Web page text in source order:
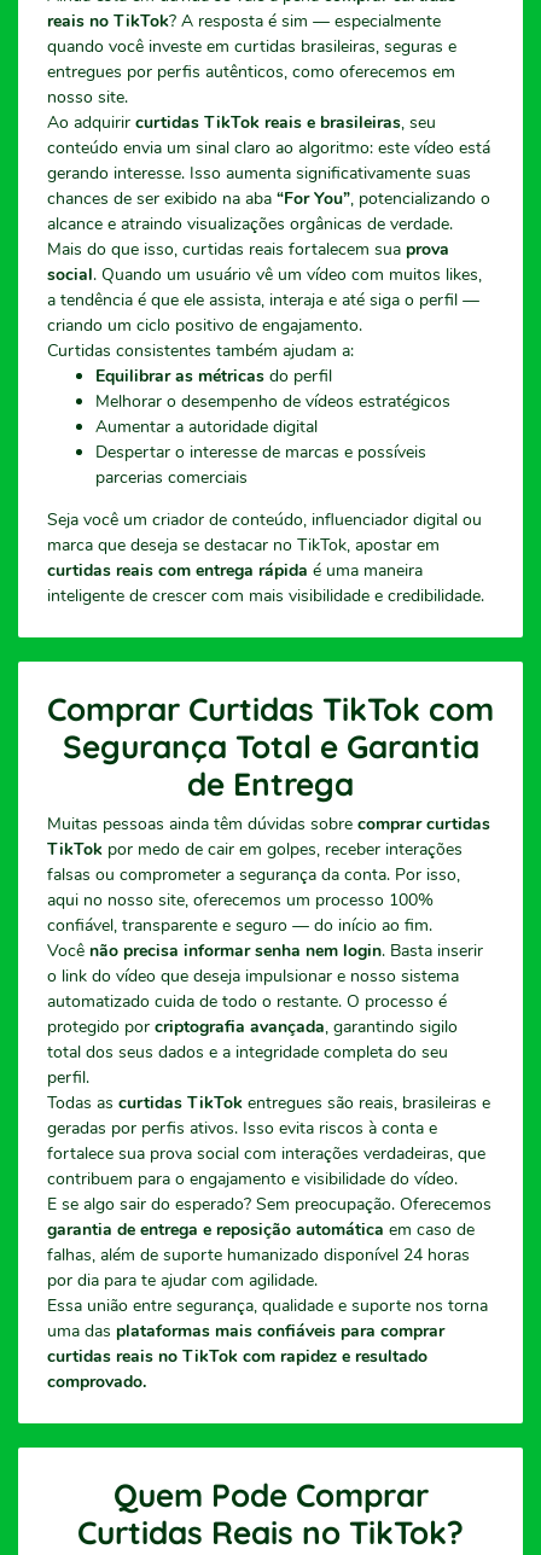
reais no TikTok? A resposta é sim — especialmente
quando você investe em curtidas brasileiras, seguras e
entregues por perfis autênticos, como oferecemos em
nosso site.
Ao adquirir curtidas TikTok reais e brasileiras, seu
conteúdo envia um sinal claro ao algoritmo: este vídeo está
gerando interesse. Isso aumenta significativamente suas
chances de ser exibido na aba “For You”, potencializando o
alcance e atraindo visualizações orgânicas de verdade.
Mais do que isso, curtidas reais fortalecem sua prova
social. Quando um usuário vê um vídeo com muitos likes,
a tendência é que ele assista, interaja e até siga o perfil —
criando um ciclo positivo de engajamento.
Curtidas consistentes também ajudam a:
Equilibrar as métricas do perfil
Melhorar o desempenho de vídeos estratégicos
Aumentar a autoridade digital
Despertar o interesse de marcas e possíveis
parcerias comerciais
Seja você um criador de conteúdo, influenciador digital ou
marca que deseja se destacar no TikTok, apostar em
curtidas reais com entrega rápida é uma maneira
inteligente de crescer com mais visibilidade e credibilidade.
Comprar Curtidas TikTok com
Segurança Total e Garantia
de Entrega
Muitas pessoas ainda têm dúvidas sobre comprar curtidas
TikTok por medo de cair em golpes, receber interações
falsas ou comprometer a segurança da conta. Por isso,
aqui no nosso site, oferecemos um processo 100%
confiável, transparente e seguro — do início ao fim.
Você não precisa informar senha nem login. Basta inserir
o link do vídeo que deseja impulsionar e nosso sistema
automatizado cuida de todo o restante. O processo é
protegido por criptografia avançada, garantindo sigilo
total dos seus dados e a integridade completa do seu
perfil.
Todas as curtidas TikTok entregues são reais, brasileiras e
geradas por perfis ativos. Isso evita riscos à conta e
fortalece sua prova social com interações verdadeiras, que
contribuem para o engajamento e visibilidade do vídeo.
E se algo sair do esperado? Sem preocupação. Oferecemos
garantia de entrega e reposição automática em caso de
falhas, além de suporte humanizado disponível 24 horas
por dia para te ajudar com agilidade.
Essa união entre segurança, qualidade e suporte nos torna
uma das plataformas mais confiáveis para comprar
curtidas reais no TikTok com rapidez e resultado
comprovado.
Quem Pode Comprar
Curtidas Reais no TikTok?